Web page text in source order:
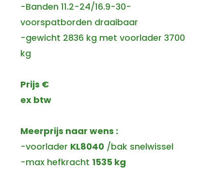
-Banden 11.2-24/16.9-30-
voorspatborden draaibaar
-gewicht 2836 kg met voorlader 3700
kg
Prijs €
ex btw
Meerprijs naar wens :
-voorlader KL8040 /bak snelwissel
-max hefkracht 1535 kg